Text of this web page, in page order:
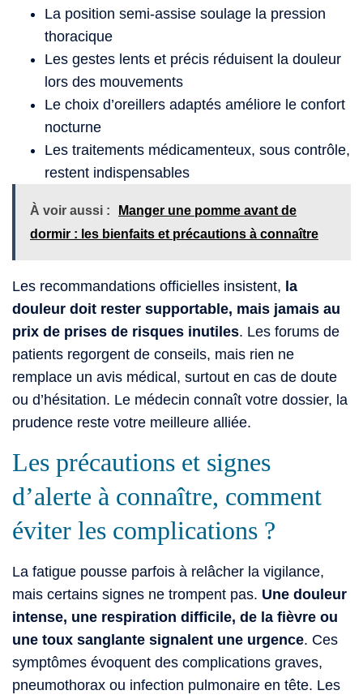
La position semi-assise soulage la pression
thoracique
Les gestes lents et précis réduisent la douleur
lors des mouvements
Le choix d’oreillers adaptés améliore le confort
nocturne
Les traitements médicamenteux, sous contrôle,
restent indispensables
À voir aussi :
Manger une pomme avant de
dormir : les bienfaits et précautions à connaître
Les recommandations officielles insistent, la
douleur doit rester supportable, mais jamais au
prix de prises de risques inutiles. Les forums de
patients regorgent de conseils, mais rien ne
remplace un avis médical, surtout en cas de doute
ou d’hésitation. Le médecin connaît votre dossier, la
prudence reste votre meilleure alliée.
Les précautions et signes
d’alerte à connaître, comment
éviter les complications ?
La fatigue pousse parfois à relâcher la vigilance,
mais certains signes ne trompent pas. Une douleur
intense, une respiration difficile, de la fièvre ou
une toux sanglante signalent une urgence. Ces
symptômes évoquent des complications graves,
pneumothorax ou infection pulmonaire en tête. Les